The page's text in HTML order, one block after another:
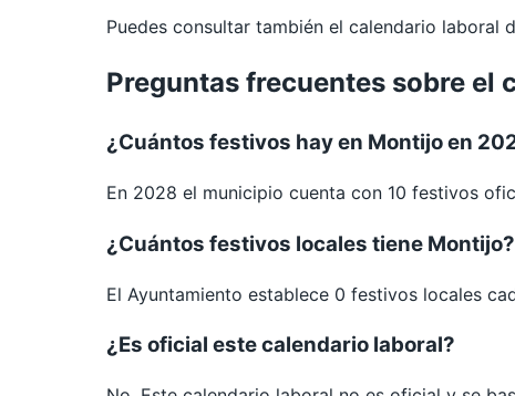
Puedes consultar también el calendario laboral
Preguntas frecuentes sobre
¿Cuántos festivos hay en Montijo en
En 2028 el municipio cuenta con 10 festivos
¿Cuántos festivos locales tiene Montijo?
El Ayuntamiento establece 0 festivos locales
¿Es oficial este calendario laboral?